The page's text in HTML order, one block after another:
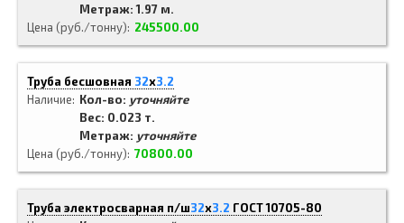
Метраж: 1.97 м.
Цена (руб./тонну)
245500.00
Труба бесшовная 32x3.2
Наличие
Кол-во: уточняйте
Вес: 0.023 т.
Метраж: уточняйте
Цена (руб./тонну) 70800.00
Труба электросварная п/ш32x3.2 ГОСТ 10705-80